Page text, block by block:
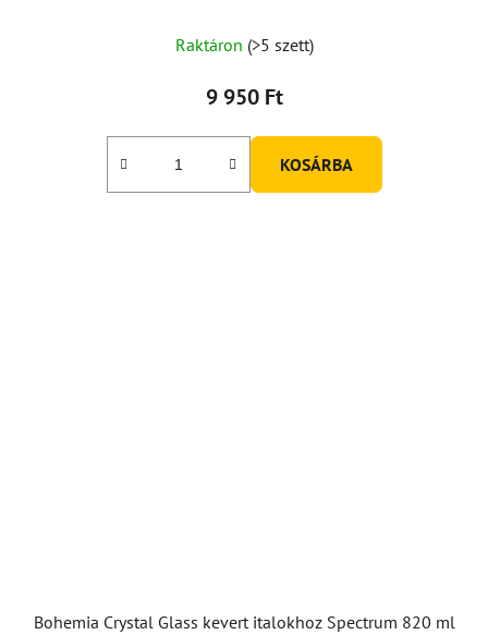
Raktáron (>5 szett)
9 950 Ft
KOSÁRBA
Bohemia Crystal Glass kevert italokhoz Spectrum 820 ml